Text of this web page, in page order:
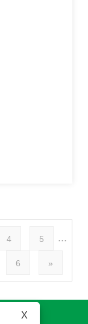
4 5 ...
6 »
X